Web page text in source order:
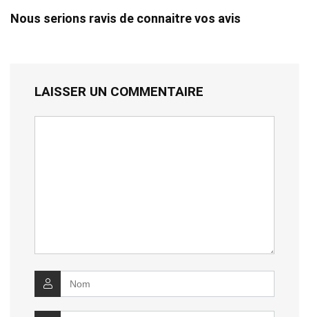
Nous serions ravis de connaitre vos avis
LAISSER UN COMMENTAIRE